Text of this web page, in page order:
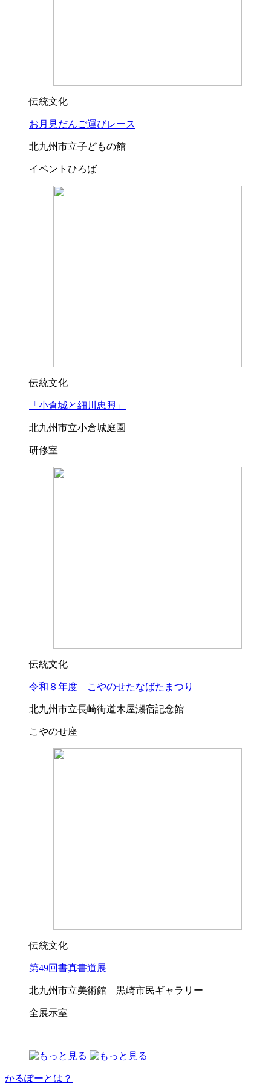
伝統文化
お月見だんご運びレース
北九州市立子どもの館
イベントひろば
伝統文化
「小倉城と細川忠興」
北九州市立小倉城庭園
研修室
伝統文化
令和８年度 こやのせたなばたまつり
北九州市立長崎街道木屋瀬宿記念館
こやのせ座
伝統文化
第49回書真書道展
北九州市立美術館 黒崎市民ギャラリー
全展示室
かるぽーとは？